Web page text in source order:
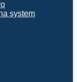
system